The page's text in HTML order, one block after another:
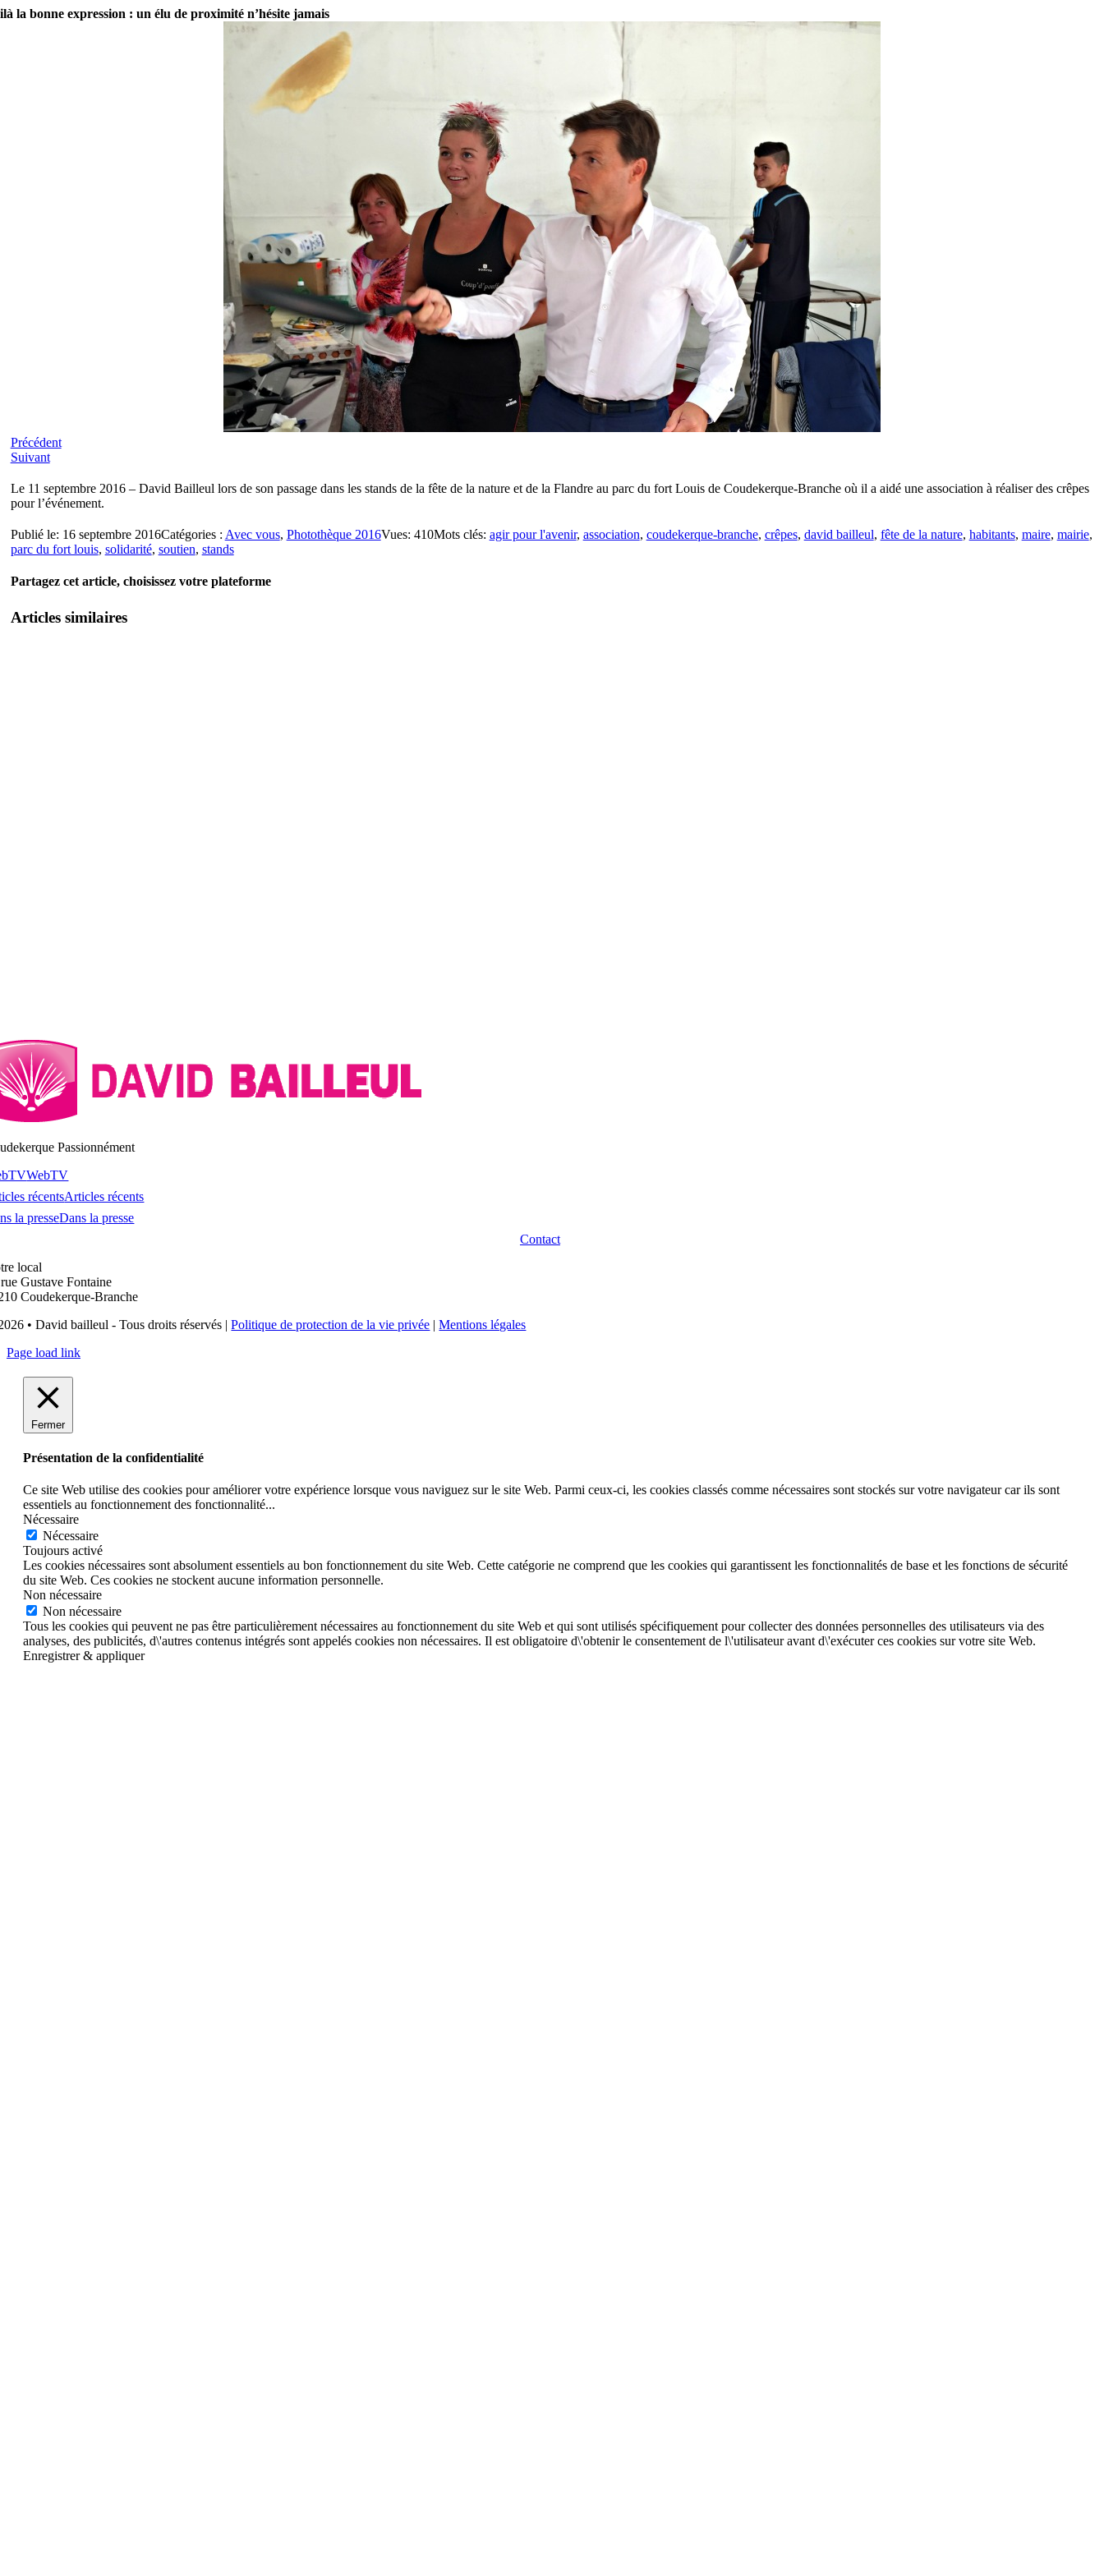
la bonne expression : un élu de proximité n’hésite jamais
Précédent
Suivant
Le 11 septembre 2016 – David Bailleul lors de son passage dans les stands de la fête de la nature et de la Flandre au parc du fort Louis de Coudekerque-Branche où il a aidé une association à réaliser des crêpes
pour l’événement.
Publié le: 16 septembre 2016Catégories : Avec vous, Photothèque 2016Vues: 410Mots clés: agir pour l'avenir, association, coudekerque-branche, crêpes, david bailleul, fête de la nature, habitants, maire, mairie,
parc du fort louis, solidarité, soutien, stands
Partagez cet article, choisissez votre plateforme
Articles similaires
WebTV
local
Gustave Fontaine
Fermer
Ce site Web utilise des cookies pour améliorer votre expérience lorsque vous naviguez sur le site Web. Parmi ceux-ci, les cookies classés comme nécessaires sont stockés sur votre navigateur car ils sont
essentiels au fonctionnement des fonctionnalité
Nécessaire
Nécessaire
Toujours activé
Les cookies nécessaires sont absolument essentiels au bon fonctionnement du site Web. Cette catégorie ne comprend que les cookies qui garantissent les fonctionnalités de base et les fonctions de sécurité
du site Web. Ces cookies ne stockent aucune information personnelle.
Non nécessaire
Non nécessaire
Tous les cookies qui peuvent ne pas être particulièrement nécessaires au fonctionnement du site Web et qui sont utilisés spécifiquement pour collecter des données personnelles des utilisateurs via des
analyses, des publicités, d\'autres contenus intégrés sont appelés cookies non nécessaires. Il est obligatoire d\'obtenir le consentement de l\'utilisateur avant d\'exécuter ces cookies sur votre site Web.